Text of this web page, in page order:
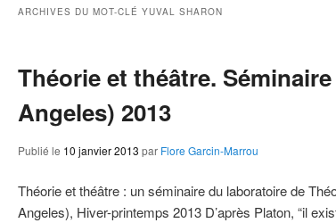
ARCHIVES DU MOT-CLÉ YUVAL SHARON
Théorie et théâtre.
Angeles) 2013
Publié le 10 janvier 2013 par Flore Garcin-Marrou
Théorie et théâtre : un séminaire du laboratoire de
Angeles), Hiver-printemps 2013 D’après Platon, “il